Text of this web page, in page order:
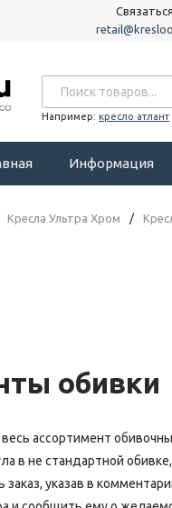
Например: кресло атлант
Информация
Кресла Ультра Хром /
обивки
ассортимент
в не стандартной
указав в